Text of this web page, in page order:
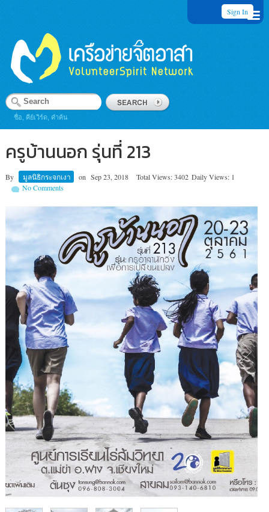
Sign In
ชื่อ, คีย์เวิร์ด, คำค้น
ครูบ้านนอก รุ่นที่ 213
By มูลนิธิกระจกเงา on Sep 23, 2018 Total Views: 3402 Daily Views: 1
No Comments
1/4